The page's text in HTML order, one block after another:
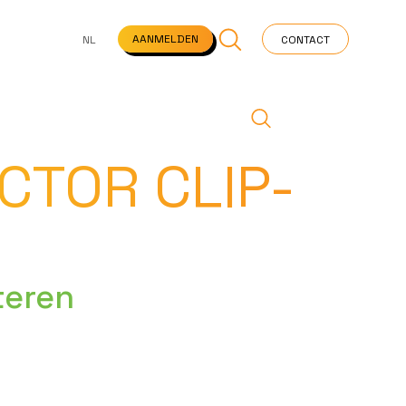
VEELGESTELDE VRAGEN STARTPAGINA NEWS
NL AANMELDEN CONTACT
CLIP-